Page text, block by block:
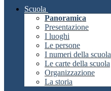
Scuola
Panoramica
Presentazione
I luoghi
Le persone
I numeri della scuola
Le carte della scuola
Organizzazione
La storia